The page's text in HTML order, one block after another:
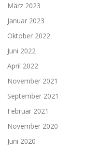
März 2023
Januar 2023
Oktober 2022
Juni 2022
April 2022
November 2021
September 2021
Februar 2021
November 2020
Juni 2020